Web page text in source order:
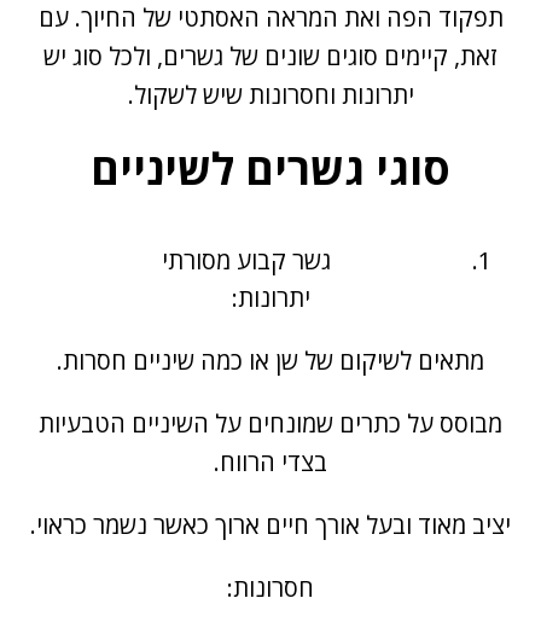
תפקוד הפה ואת המראה האסתטי של החיוך. עם
זאת, קיימים סוגים שונים של גשרים, ולכל סוג יש
יתרונות וחסרונות שיש לשקול.
סוגי גשרים לשיניים
גשר קבוע מסורתי
יתרונות:
מתאים לשיקום של שן או כמה שיניים חסרות.
מבוסס על כתרים שמונחים על השיניים הטבעיות
בצדי הרווח.
יציב מאוד ובעל אורך חיים ארוך כאשר נשמר כראוי.
חסרונות: